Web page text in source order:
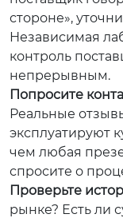
стороне»,
Независимая
контроль
непрерывным.
Попросите
Реальные
эксплуатируют
чем любая
спросите о
Проверьте
рынке? Есть ли